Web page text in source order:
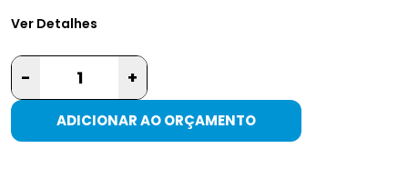
Ver Detalhes
- +
ADICIONAR AO ORÇAMENTO